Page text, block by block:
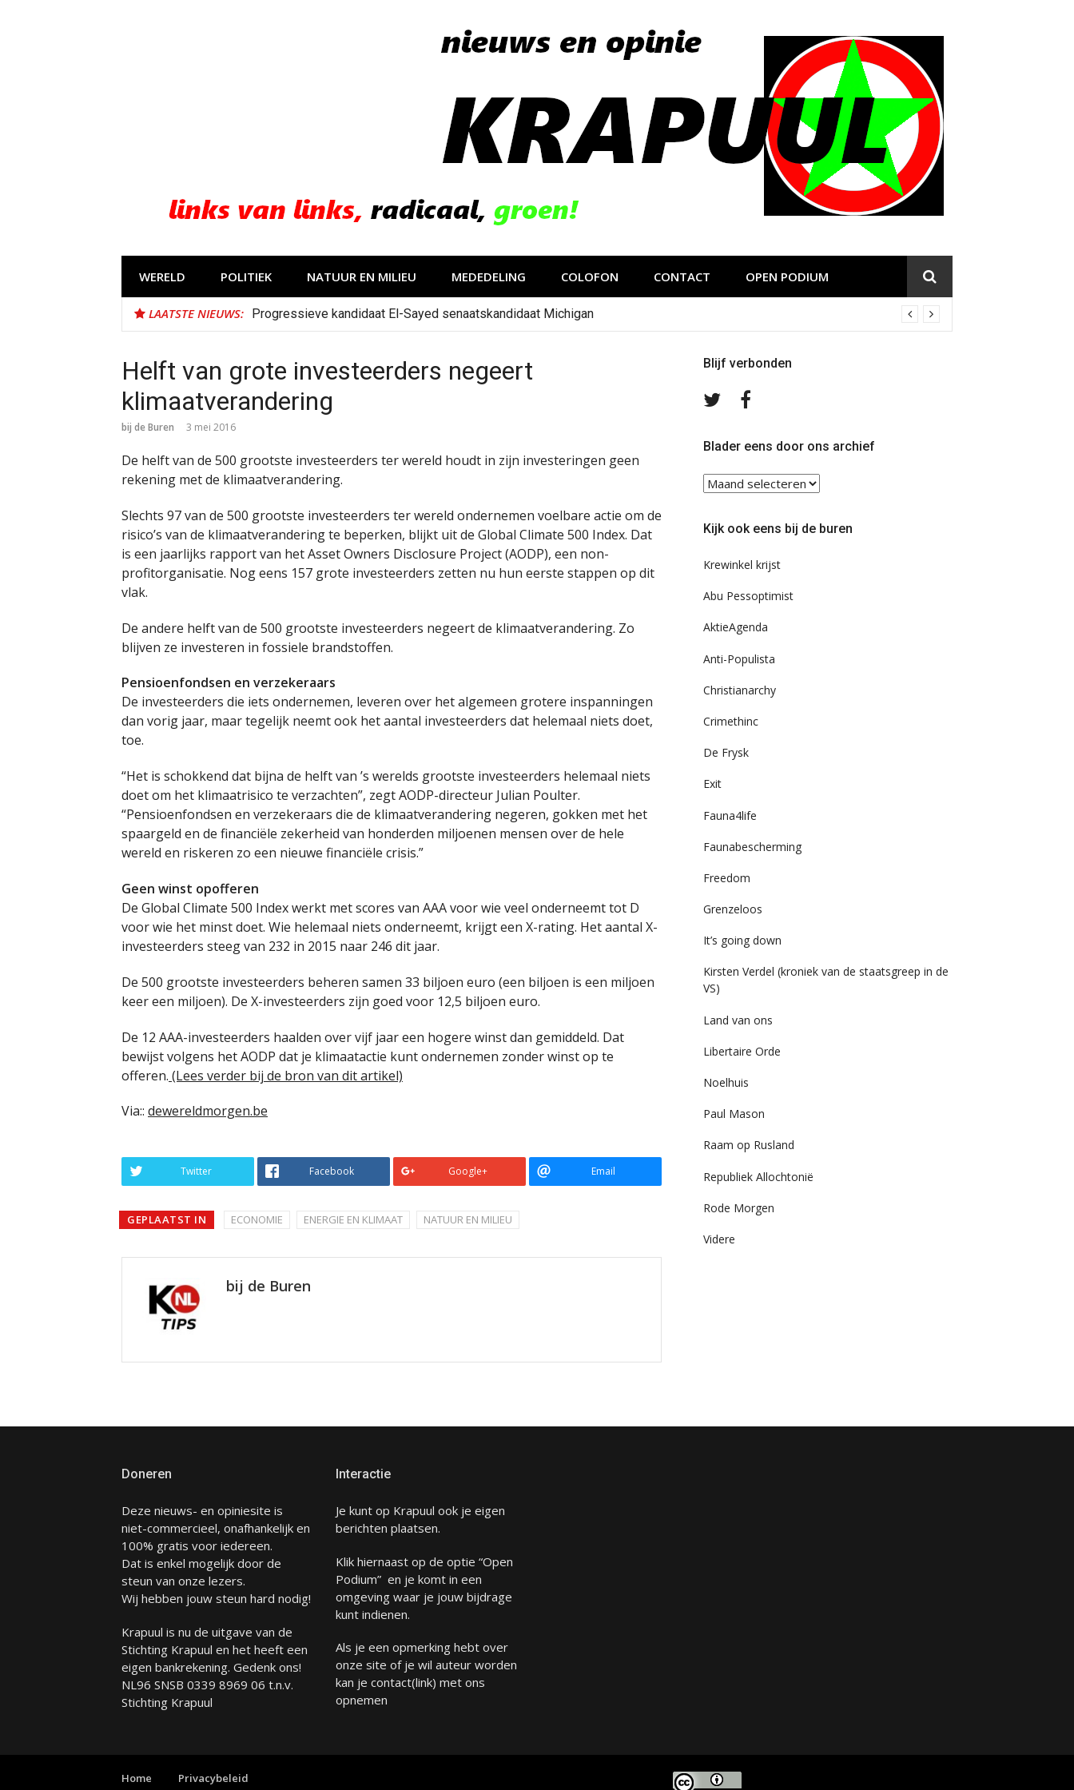
WERELD POLITIEK NATUUR EN MILIEU MEDEDELING COLOFON CONTACT OPEN PODIUM
LAATSTE NIEUWS: Progressieve kandidaat El-Sayed senaatskandidaat Michigan
Helft van grote investeerders negeert
klimaatverandering
bij de Buren 3 mei 2016
De helft van de 500 grootste investeerders ter wereld houdt in zijn investeringen geen
rekening met de klimaatverandering.
Slechts 97 van de 500 grootste investeerders ter wereld ondernemen voelbare actie om de
risico’s van de klimaatverandering te beperken, blijkt uit de Global Climate 500 Index. Dat
is een jaarlijks rapport van het Asset Owners Disclosure Project (AODP), een non-
profitorganisatie. Nog eens 157 grote investeerders zetten nu hun eerste stappen op dit
vlak.
De andere helft van de 500 grootste investeerders negeert de klimaatverandering. Zo
blijven ze investeren in fossiele brandstoffen.
Pensioenfondsen en verzekeraars
De investeerders die iets ondernemen, leveren over het algemeen grotere inspanningen
dan vorig jaar, maar tegelijk neemt ook het aantal investeerders dat helemaal niets doet,
toe.
“Het is schokkend dat bijna de helft van ’s werelds grootste investeerders helemaal niets
doet om het klimaatrisico te verzachten”, zegt AODP-directeur Julian Poulter.
“Pensioenfondsen en verzekeraars die de klimaatverandering negeren, gokken met het
spaargeld en de financiële zekerheid van honderden miljoenen mensen over de hele
wereld en riskeren zo een nieuwe financiële crisis.”
Geen winst opofferen
De Global Climate 500 Index werkt met scores van AAA voor wie veel onderneemt tot D
voor wie het minst doet. Wie helemaal niets onderneemt, krijgt een X-rating. Het aantal X-
investeerders steeg van 232 in 2015 naar 246 dit jaar.
De 500 grootste investeerders beheren samen 33 biljoen euro (een biljoen is een miljoen
keer een miljoen). De X-investeerders zijn goed voor 12,5 biljoen euro.
De 12 AAA-investeerders haalden over vijf jaar een hogere winst dan gemiddeld. Dat
bewijst volgens het AODP dat je klimaatactie kunt ondernemen zonder winst op te
offeren. (Lees verder bij de bron van dit artikel)
Via:: dewereldmorgen.be
Twitter Facebook Google+ Email
GEPLAATST IN ECONOMIE ENERGIE EN KLIMAAT NATUUR EN MILIEU
bij de Buren
Blijf verbonden
Volg
TwitterFacebook
Blader eens door ons archief
Blader
eens
ons
Kijk ook eens bij de buren
Krewinkel krijst
Abu Pessoptimist
AktieAgenda
Anti-Populista
Christianarchy
Crimethinc
De Frysk
Exit
Fauna4life
Faunabescherming
Freedom
Grenzeloos
It’s going down
Kirsten Verdel (kroniek van de staatsgreep in de
VS)
Land van ons
Libertaire Orde
Noelhuis
Paul Mason
Raam op Rusland
Republiek Allochtonië
Rode Morgen
Videre
Doneren
Deze nieuws- en opiniesite is
niet-commercieel, onafhankelijk en
100% gratis voor iedereen.
Dat is enkel mogelijk door de
steun van onze lezers.
Wij hebben jouw steun hard nodig!
Krapuul is nu de uitgave van de
Stichting Krapuul en het heeft een
eigen bankrekening. Gedenk ons!
NL96 SNSB 0339 8969 06 t.n.v.
Stichting Krapuul
Interactie
Je kunt op Krapuul ook je eigen
berichten plaatsen.
Klik hiernaast op de optie “Open
Podium” en je komt in een
omgeving waar je jouw bijdrage
kunt indienen.
Als je een opmerking hebt over
onze site of je wil auteur worden
kan je contact(link) met ons
opnemen
Home Privacybeleid